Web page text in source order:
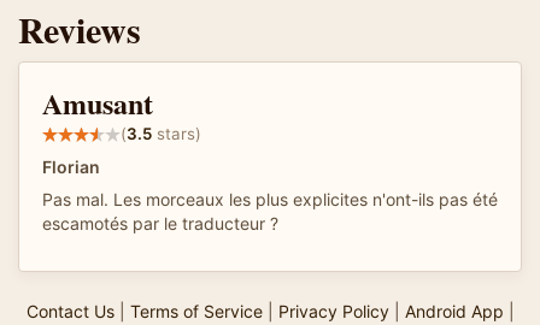
Reviews
Amusant
(3.5 stars)
Florian
Pas mal. Les morceaux les plus explicites n'ont-ils pas été
escamotés par le traducteur ?
Contact Us| Terms of Service| Privacy Policy| Android App